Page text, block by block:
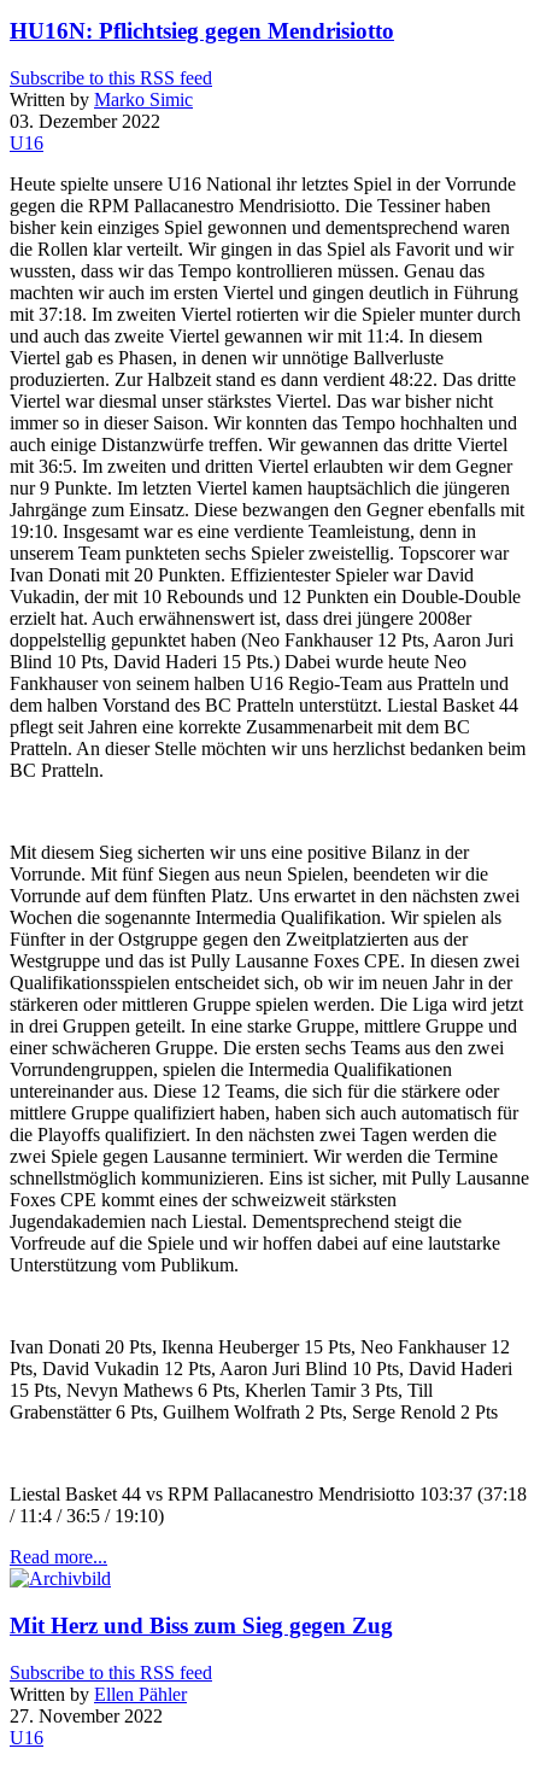
HU16N: Pflichtsieg gegen Mendrisiotto
Subscribe to this RSS feed
Written by Marko Simic
03. Dezember 2022
U16
Heute spielte unsere U16 National ihr letztes Spiel in der Vorrunde
gegen die RPM Pallacanestro Mendrisiotto. Die Tessiner haben
bisher kein einziges Spiel gewonnen und dementsprechend waren
die Rollen klar verteilt. Wir gingen in das Spiel als Favorit und wir
wussten, dass wir das Tempo kontrollieren müssen. Genau das
machten wir auch im ersten Viertel und gingen deutlich in Führung
mit 37:18. Im zweiten Viertel rotierten wir die Spieler munter durch
und auch das zweite Viertel gewannen wir mit 11:4. In diesem
Viertel gab es Phasen, in denen wir unnötige Ballverluste
produzierten. Zur Halbzeit stand es dann verdient 48:22. Das dritte
Viertel war diesmal unser stärkstes Viertel. Das war bisher nicht
immer so in dieser Saison. Wir konnten das Tempo hochhalten und
auch einige Distanzwürfe treffen. Wir gewannen das dritte Viertel
mit 36:5. Im zweiten und dritten Viertel erlaubten wir dem Gegner
nur 9 Punkte. Im letzten Viertel kamen hauptsächlich die jüngeren
Jahrgänge zum Einsatz. Diese bezwangen den Gegner ebenfalls mit
19:10. Insgesamt war es eine verdiente Teamleistung, denn in
unserem Team punkteten sechs Spieler zweistellig. Topscorer war
Ivan Donati mit 20 Punkten. Effizientester Spieler war David
Vukadin, der mit 10 Rebounds und 12 Punkten ein Double-Double
erzielt hat. Auch erwähnenswert ist, dass drei jüngere 2008er
doppelstellig gepunktet haben (Neo Fankhauser 12 Pts, Aaron Juri
Blind 10 Pts, David Haderi 15 Pts.) Dabei wurde heute Neo
Fankhauser von seinem halben U16 Regio-Team aus Pratteln und
dem halben Vorstand des BC Pratteln unterstützt. Liestal Basket 44
pflegt seit Jahren eine korrekte Zusammenarbeit mit dem BC
Pratteln. An dieser Stelle möchten wir uns herzlichst bedanken beim
BC Pratteln.
Mit diesem Sieg sicherten wir uns eine positive Bilanz in der
Vorrunde. Mit fünf Siegen aus neun Spielen, beendeten wir die
Vorrunde auf dem fünften Platz. Uns erwartet in den nächsten zwei
Wochen die sogenannte Intermedia Qualifikation. Wir spielen als
Fünfter in der Ostgruppe gegen den Zweitplatzierten aus der
Westgruppe und das ist Pully Lausanne Foxes CPE. In diesen zwei
Qualifikationsspielen entscheidet sich, ob wir im neuen Jahr in der
stärkeren oder mittleren Gruppe spielen werden. Die Liga wird jetzt
in drei Gruppen geteilt. In eine starke Gruppe, mittlere Gruppe und
einer schwächeren Gruppe. Die ersten sechs Teams aus den zwei
Vorrundengruppen, spielen die Intermedia Qualifikationen
untereinander aus. Diese 12 Teams, die sich für die stärkere oder
mittlere Gruppe qualifiziert haben, haben sich auch automatisch für
die Playoffs qualifiziert. In den nächsten zwei Tagen werden die
zwei Spiele gegen Lausanne terminiert. Wir werden die Termine
schnellstmöglich kommunizieren. Eins ist sicher, mit Pully Lausanne
Foxes CPE kommt eines der schweizweit stärksten
Jugendakademien nach Liestal. Dementsprechend steigt die
Vorfreude auf die Spiele und wir hoffen dabei auf eine lautstarke
Unterstützung vom Publikum.
Ivan Donati 20 Pts, Ikenna Heuberger 15 Pts, Neo Fankhauser 12
Pts, David Vukadin 12 Pts, Aaron Juri Blind 10 Pts, David Haderi
15 Pts, Nevyn Mathews 6 Pts, Kherlen Tamir 3 Pts, Till
Grabenstätter 6 Pts, Guilhem Wolfrath 2 Pts, Serge Renold 2 Pts
Liestal Basket 44 vs RPM Pallacanestro Mendrisiotto 103:37 (37:18
/ 11:4 / 36:5 / 19:10)
Read more...
Mit Herz und Biss zum Sieg gegen Zug
Subscribe to this RSS feed
Written by Ellen Pähler
27. November 2022
U16